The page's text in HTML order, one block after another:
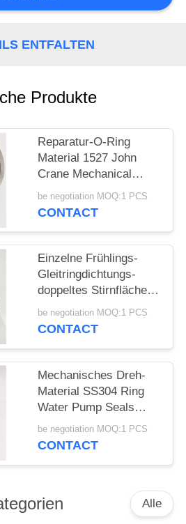
ENTFALTEN
Produkte
Reparatur-O-Ring
Material 1527 John
Crane Mechanical
Seals SS304
be negotiation MOQ:1 PCS
CONTACT
Einzelne Frühlings-
Gleitringdichtungs-
doppeltes Stirnfläche-
Gummi-Gebrüll
be negotiation MOQ:1 PCS
CONTACT
Mechanisches Dreh-
Material SS304 Ring
Water Pump Seals
12mm
be negotiation MOQ:1 PCS
CONTACT
Alle